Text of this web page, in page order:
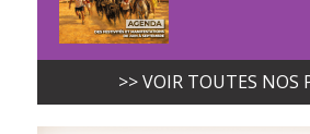
>> VOIR TOUTES NOS